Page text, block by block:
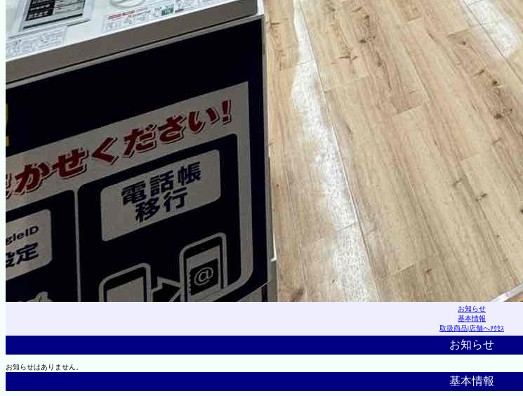
お知らせ
基本情報
取扱商品|店舗へｱｸｾｽ
お知らせ
お知らせはありません。
基本情報